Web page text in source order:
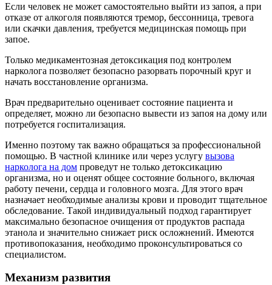
Если человек не может самостоятельно выйти из запоя, а при
отказе от алкоголя появляются тремор, бессонница, тревога
или скачки давления, требуется медицинская помощь при
запое.
Только медикаментозная детоксикация под контролем
нарколога позволяет безопасно разорвать порочный круг и
начать восстановление организма.
Врач предварительно оценивает состояние пациента и
определяет, можно ли безопасно вывести из запоя на дому или
потребуется госпитализация.
Именно поэтому так важно обращаться за профессиональной
помощью. В частной клинике или через услугу вызова
нарколога на дом проведут не только детоксикацию
организма, но и оценят общее состояние больного, включая
работу печени, сердца и головного мозга. Для этого врач
назначает необходимые анализы крови и проводит тщательное
обследование. Такой индивидуальный подход гарантирует
максимально безопасное очищения от продуктов распада
этанола и значительно снижает риск осложнений. Имеются
противопоказания, необходимо проконсультироваться со
специалистом.
Механизм развития